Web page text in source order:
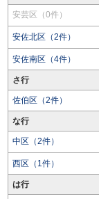
安芸区（0件）
安佐北区（2件）
安佐南区（4件）
さ行
佐伯区（2件）
な行
中区（2件）
西区（1件）
は行